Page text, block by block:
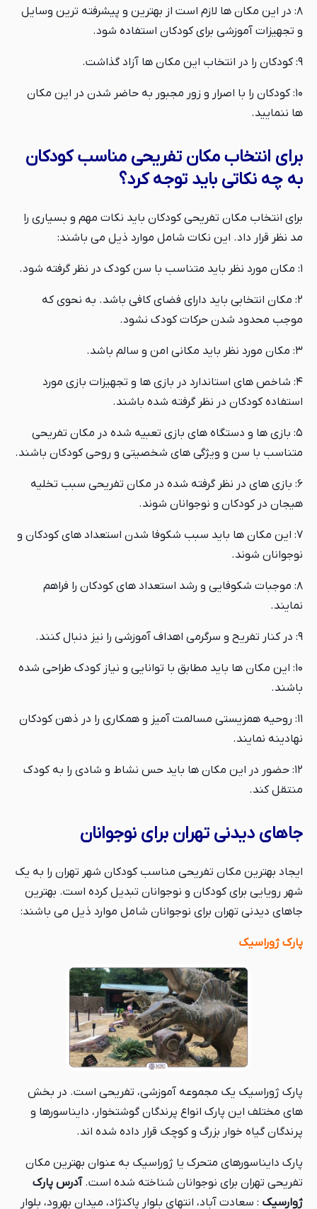
۸: در این مکان ها لازم است از بهترین و پیشرفته ترین وسایل
و تجهیزات آموزشی برای کودکان استفاده شود.
۹: کودکان را در انتخاب این مکان ها آزاد گذاشت.
۱۰: کودکان را با اصرار و زور مجبور به حاضر شدن در این مکان
ها ننمایید.
برای انتخاب مکان تفریحی مناسب کودکان
به چه نکاتی باید توجه کرد؟
برای انتخاب مکان تفریحی کودکان باید نکات مهم و بسیاری را
مد نظر قرار داد. این نکات شامل موارد ذیل می باشند:
۱: مکان مورد نظر باید متناسب با سن کودک در نظر گرفته شود.
۲: مکان انتخابی باید دارای فضای کافی باشد. به نحوی که
موجب محدود شدن حرکات کودک نشود.
۳: مکان مورد نظر باید مکانی امن و سالم باشد.
۴: شاخص های استاندارد در بازی ها و تجهیزات بازی مورد
استفاده کودکان در نظر گرفته شده باشند.
۵: بازی ها و دستگاه های بازی تعبیه شده در مکان تفریحی
متناسب با سن و ویژگی های شخصیتی و روحی کودکان باشند.
۶: بازی های در نظر گرفته شده در مکان تفریحی سبب تخلیه
هیجان در کودکان و نوجوانان شوند.
۷: این مکان ها باید سبب شکوفا شدن استعداد های کودکان و
نوجوانان شوند.
۸: موجبات شکوفایی و رشد استعداد های کودکان را فراهم
نمایند.
۹: در کنار تفریح و سرگرمی اهداف آموزشی را نیز دنبال کنند.
۱۰: این مکان ها باید مطابق با توانایی و نیاز کودک طراحی شده
باشند.
۱۱: روحیه همزیستی مسالمت آمیز و همکاری را در ذهن کودکان
نهادینه نمایند.
۱۲: حضور در این مکان ها باید حس نشاط و شادی را به کودک
منتقل کند.
جاهای دیدنی تهران برای نوجوانان
ایجاد بهترین مکان تفریحی مناسب کودکان شهر تهران را به یک
شهر رویایی برای کودکان و نوجوانان تبدیل کرده است. بهترین
جاهای دیدنی تهران برای نوجوانان شامل موارد ذیل می باشند:
پارک ژوراسیک
پارک ژوراسیک یک مجموعه آموزشی، تفریحی است. در بخش
های مختلف این پارک انواع پرندگان گوشتخوار، دایناسورها و
پرندگان گیاه خوار بزرگ و کوچک قرار داده شده اند.
پارک دایناسورهای متحرک یا ژوراسیک به عنوان بهترین مکان
تفریحی تهران برای نوجوانان شناخته شده است.آدرس پارک
ژوارسیک : سعادت آباد، انتهای بلوار پاکنژاد، میدان بهرود، بلوار